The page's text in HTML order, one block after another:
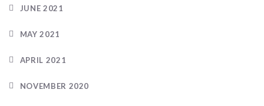
JUNE 2021
MAY 2021
APRIL 2021
NOVEMBER 2020